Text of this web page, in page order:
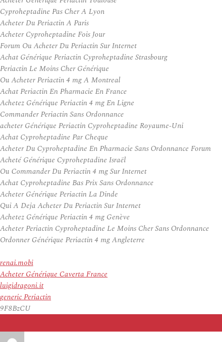
Cyproheptadine Pas Cher A Lyon
Acheter Du Periactin A Paris
Acheter Cyproheptadine Fois Jour
Forum Ou Acheter Du Periactin Sur Internet
Achat Générique Periactin Cyproheptadine Strasbourg
Periactin Le Moins Cher Générique
Ou Acheter Periactin 4 mg A Montreal
Achat Periactin En Pharmacie En France
Achetez Générique Periactin 4 mg En Ligne
Commander Periactin Sans Ordonnance
acheter Générique Periactin Cyproheptadine Royaume-Uni
Achat Cyproheptadine Par Cheque
Acheter Du Cyproheptadine En Pharmacie Sans Ordonnance Forum
Acheté Générique Cyproheptadine Israël
Ou Commander Du Periactin 4 mg Sur Internet
Achat Cyproheptadine Bas Prix Sans Ordonnance
Acheter Générique Periactin La Dinde
Qui A Deja Acheter Du Periactin Sur Internet
Achetez Générique Periactin 4 mg Genève
Acheter Periactin Cyproheptadine Le Moins Cher Sans Ordonnance
Ordonner Générique Periactin 4 mg Angleterre
renai.mobi
Acheter Générique Caverta France
luigidragoni.it
generic Periactin
9F8BzCU